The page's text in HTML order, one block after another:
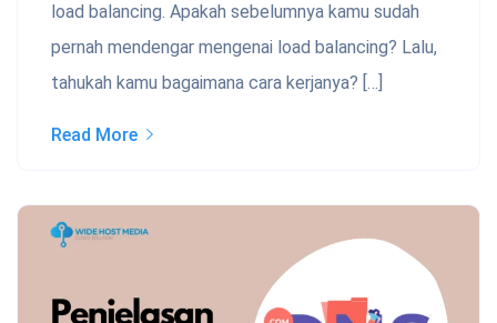
load balancing. Apakah sebelumnya kamu sudah
pernah mendengar mengenai load balancing? Lalu,
tahukah kamu bagaimana cara kerjanya? […]
Read More